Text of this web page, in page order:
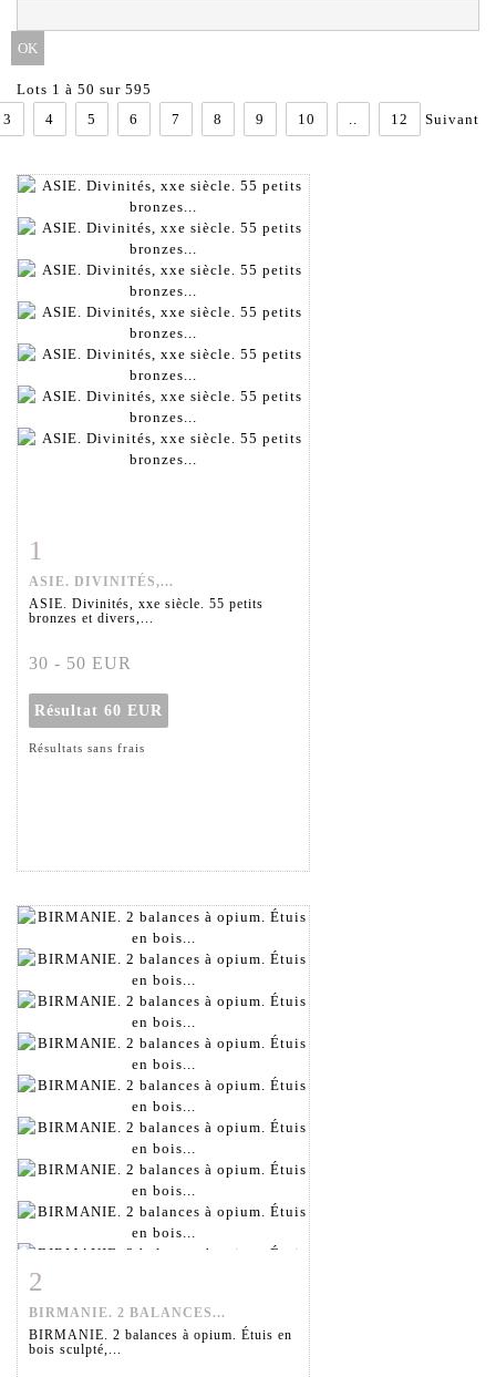
Lots 1 à 50 sur 595
3
4 5 6 7 8 9 10 .. 12 Suivant
1
ASIE. DIVINITÉS,...
ASIE. Divinités, xxe siècle. 55 petits
bronzes et divers,...
30 - 50 EUR
Résultat 60 EUR
Résultats sans frais
2
BIRMANIE. 2 BALANCES...
BIRMANIE. 2 balances à opium. Étuis en
bois sculpté,...